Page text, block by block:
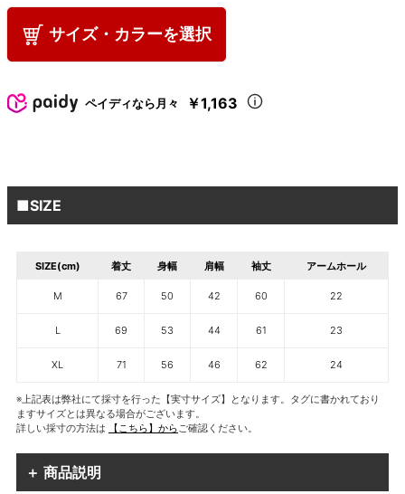
サイズ・カラーを選択
ペイディなら月々 ￥1,163
■SIZE
SIZE(cm) 着丈 身幅 肩幅 袖丈 アームホール
M 67 50 42 60 22
L 69 53 44 61 23
XL 71 56 46 62 24
※上記表は弊社にて採寸を行った【実寸サイズ】となります。タグに書かれており
ますサイズとは異なる場合がございます。
詳しい採寸の方法は
【こちら】からご確認ください。
＋ 商品説明